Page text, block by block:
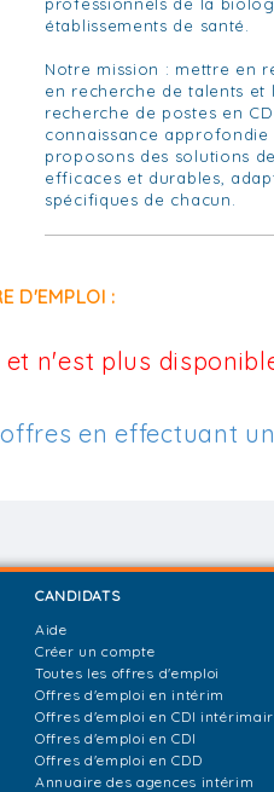
établissements de santé.
Notre mission : mettre en
en recherche de talents et
recherche de postes en
connaissance
proposons des solutions
efficaces et durables,
spécifiques de chacun.
D'EMPLOI :
n'est plus
en effectuant
CANDIDATS
Aide
Créer un compte
Toutes les offres d'emploi
Offres d'emploi en intérim
Offres d'emploi en CDI
Offres d'emploi en CDI
Offres d'emploi en CDD
Annuaire des agences intérim